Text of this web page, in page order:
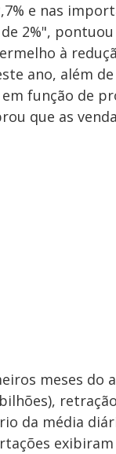
e nas
2%",
à
ano, além
função de
que as
meses do
da média